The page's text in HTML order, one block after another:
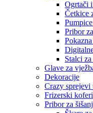
Ogrtači
Četkice
Pribor
Stalci
Glave za
Dekoracije
Crazy sprejevi
Frizerski koferi
Pribor za